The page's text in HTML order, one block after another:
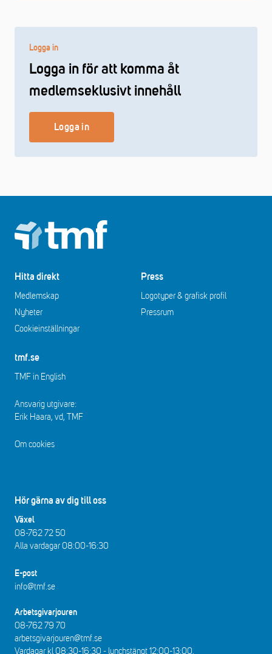
Logga in
Logga in för att komma åt
medlemseklusivt innehåll
Logga in
Footer
Hitta direkt
Medlemskap
Nyheter
Cookieinställningar
Press
Logotyper & grafisk profil
Pressrum
tmf.se
TMF in English
Ansvarig utgivare:
Erik Haara, vd, TMF
Om cookies
Hör gärna av dig till oss
Växel
08-762 72 50
Alla vardagar 08:00-16:30​​
E-post
info@tmf.se
Arbetsgivarjouren
08-762 79 70
arbetsgivarjouren@tmf.se
Vardagar kl 08:30-16:30 - lunchstängt 12:00-13:00​.